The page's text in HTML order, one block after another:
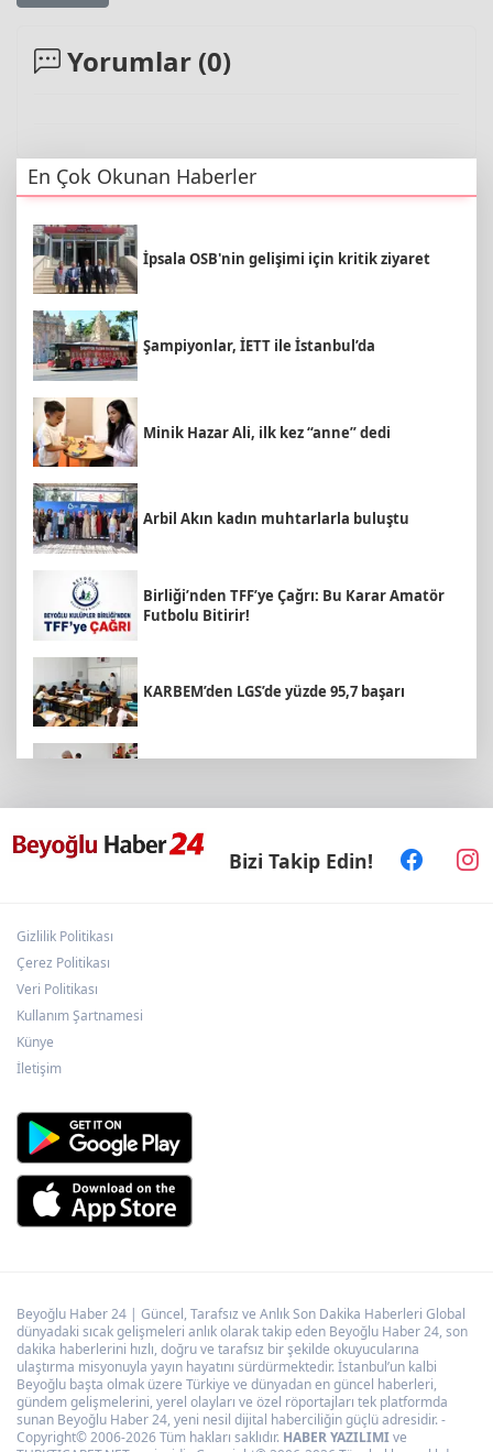
Yorumlar (0)
En Çok Okunan Haberler
İpsala OSB'nin gelişimi için kritik ziyaret
Şampiyonlar, İETT ile İstanbul’da
Minik Hazar Ali, ilk kez “anne” dedi
Arbil Akın kadın muhtarlarla buluştu
Birliği’nden TFF’ye Çağrı: Bu Karar Amatör
Futbolu Bitirir!
KARBEM’den LGS’de yüzde 95,7 başarı
Denizli'de 160 milyon TL’lik alt ve üstyapı
Bizi Takip Edin!
Gizlilik Politikası
Çerez Politikası
Veri Politikası
Kullanım Şartnamesi
Künye
İletişim
Beyoğlu Haber 24 | Güncel, Tarafsız ve Anlık Son Dakika Haberleri Global
dünyadaki sıcak gelişmeleri anlık olarak takip eden Beyoğlu Haber 24, son
dakika haberlerini hızlı, doğru ve tarafsız bir şekilde okuyucularına
ulaştırma misyonuyla yayın hayatını sürdürmektedir. İstanbul’un kalbi
Beyoğlu başta olmak üzere Türkiye ve dünyadan en güncel haberleri,
gündem gelişmelerini, yerel olayları ve özel röportajları tek platformda
sunan Beyoğlu Haber 24, yeni nesil dijital haberciliğin güçlü adresidir. -
Copyright© 2006-2026 Tüm hakları saklıdır. HABER YAZILIMIve